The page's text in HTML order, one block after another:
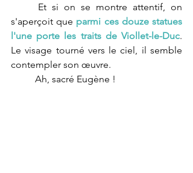
Et si on se montre attentif, on
s'aperçoit que parmi ces douze statues
l'une porte les traits de Viollet-le-Duc.
Le visage tourné vers le ciel, il semble
contempler son œuvre.
Ah, sacré Eugène !